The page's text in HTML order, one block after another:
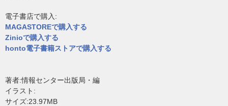
電子書店で購入:
MAGASTOREで購入する
Zinioで購入する
honto電子書籍ストアで購入する
著者:情報センター出版局・編
イラスト:
サイズ:23.97MB